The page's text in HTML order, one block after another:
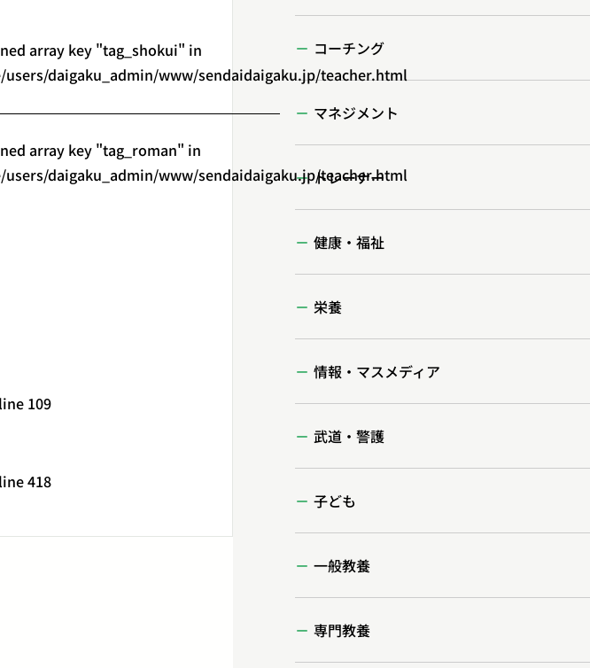
array key "tag_shokui" in
daigaku_admin/www/sendaidaigaku.jp/teacher.html
array key "tag_roman" in
daigaku_admin/www/sendaidaigaku.jp/teacher.html
109
418
コーチング
マネジメント
トレーナー
健康・福祉
栄養
情報・マスメディア
武道・警護
子ども
一般教養
専門教養